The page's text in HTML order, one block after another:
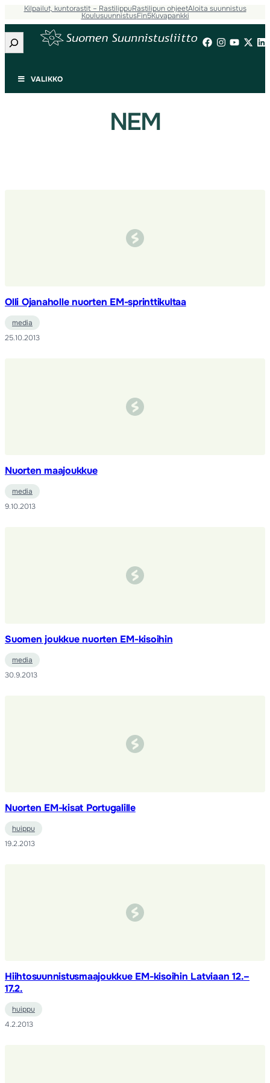
Siirry
sisältöön
Kilpailut, kuntorastit – RastilippuRastilipun ohjeetAloita suunnistus
KoulusuunnistusFin5Kuvapankki
Etsi
VALIKKO
NEM
Olli Ojanaholle nuorten EM-sprinttikultaa
media
25.10.2013
Nuorten maajoukkue
media
9.10.2013
Suomen joukkue nuorten EM-kisoihin
media
30.9.2013
Nuorten EM-kisat Portugalille
huippu
19.2.2013
Hiihtosuunnistusmaajoukkue EM-kisoihin Latviaan 12.–
17.2.
huippu
4.2.2013